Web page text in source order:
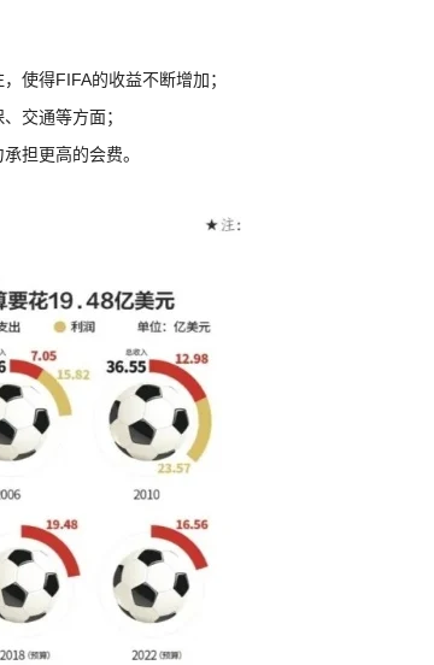
使得FIFA的收益不断增加；
交通等方面；
担更高的会费。